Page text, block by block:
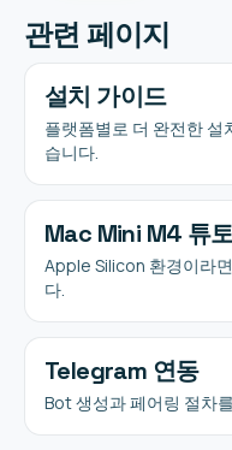
관련 페이지
설치 가이드
플랫폼별로 더 완전한
습니다.
Mac Mini M4 튜
Apple Silicon 환경이라
다.
Telegram 연동
Bot 생성과 페어링 절차